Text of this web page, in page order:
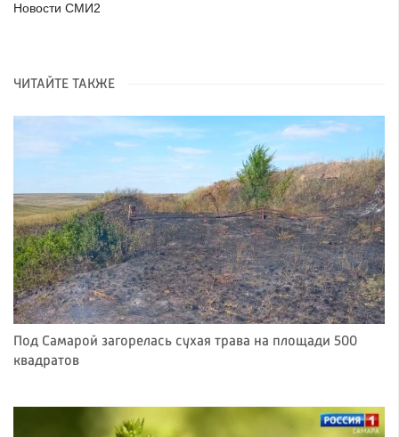
Новости СМИ2
ЧИТАЙТЕ ТАКЖЕ
Под Самарой загорелась сухая трава на площади 500
квадратов